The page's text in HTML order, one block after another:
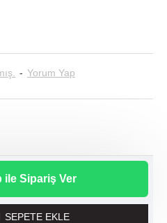
- Yorum Yap
ile Sipariş Ver
SEPETE EKLE